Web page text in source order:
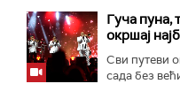
Гуча пуна,
окршај
Сви путеви
сада без